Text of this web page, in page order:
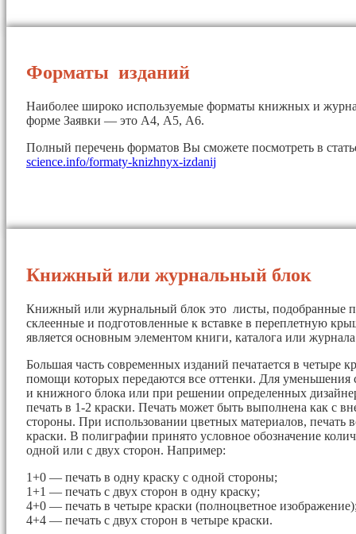
Форматы изданий
Наиболее широко используемые форматы книжных и
форме Заявки — это А4, А5, А6.
Полный перечень форматов Вы сможете посмотреть в
science.info/formaty-knizhnyx-izdanij
Книжный или журнальный блок
Книжный или журнальный блок это листы, подобранные
склеенные и подготовленные к вставке в переплетную
является основным элементом книги, каталога или
Большая часть современных изданий печатается в четыре
помощи которых передаются все оттенки. Для уменьшения
и книжного блока или при решении определенных
печать в 1-2 краски. Печать может быть выполнена как с
стороны. При использовании цветных материалов, печать
краски. В полиграфии принято условное обозначение
одной или с двух сторон. Например:
1+0 — печать в одну краску с одной стороны;
1+1 — печать с двух сторон в одну краску;
4+0 — печать в четыре краски (полноцветное
4+4 — печать с двух сторон в четыре краски.